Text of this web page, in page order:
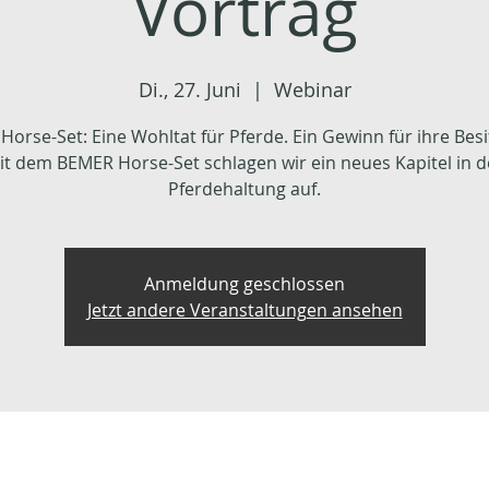
Di., 27. Juni
  |
Webinar
Set: Eine Wohltat für Pferde. Ein Gewinn für ihre
dem BEMER Horse-Set schlagen wir ein neues Kapitel in
Pferdehaltung auf.
Anmeldung geschlossen
Jetzt andere Veranstaltungen ansehen